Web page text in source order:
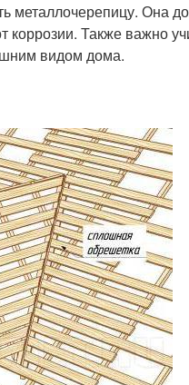
металлочерепицу. Она
коррозии. Также важно
видом дома.